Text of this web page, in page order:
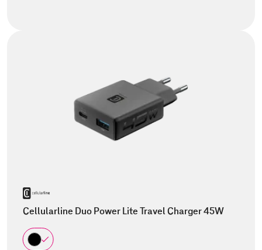
Cellularline Duo Power Lite Travel Charger 45W